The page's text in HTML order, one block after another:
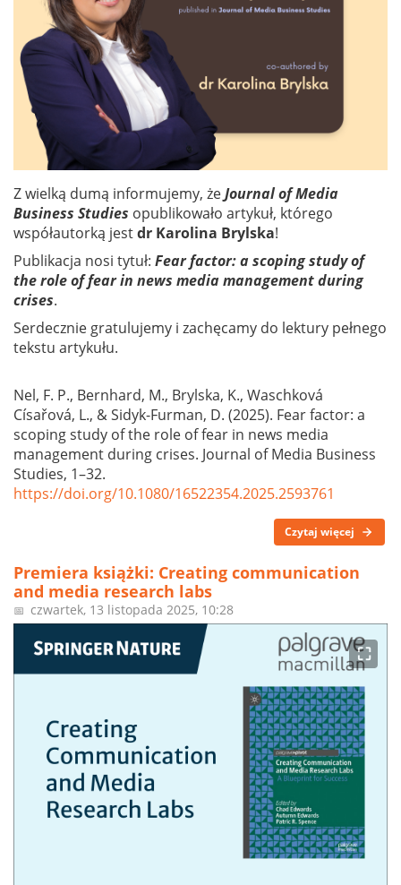
Z wielką dumą informujemy, żeJournal of Media
Business Studies opublikowało artykuł, którego
współautorką jestdr Karolina Brylska!
Publikacja nosi tytuł: Fear factor: a scoping study of
the role of fear in news media management during
crises.
Serdecznie gratulujemy i zachęcamy do lektury pełnego
tekstu artykułu.
Nel, F. P., Bernhard, M., Brylska, K., Waschková
Císařová, L., & Sidyk-Furman, D. (2025). Fear factor: a
scoping study of the role of fear in news media
management during crises. Journal of Media Business
Studies, 1–32.
https://doi.org/10.1080/16522354.2025.2593761
Czytaj więcej
Premiera książki: Creating communication
and media research labs
📅 czwartek, 13 listopada 2025, 10:28
⛶